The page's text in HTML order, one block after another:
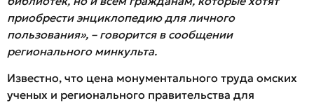
приобрести энциклопедию для личного
пользования», – говорится в сообщении
регионального минкульта.
Известно, что цена монументального труда омских
ученых и регионального правительства для